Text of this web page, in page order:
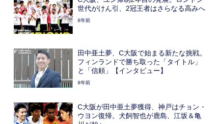
世代がけん引、2冠王者はさらなる高みへ
8年前
田中亜土夢、C大阪で始まる新たな挑戦。
フィンランドで勝ち取った「タイトル」
と「信頼」【インタビュー】
9年前
C大阪が田中亜土夢獲得、神戸はチョン・
ウヨン復帰。犬飼智也が鹿島、江坂＆亀